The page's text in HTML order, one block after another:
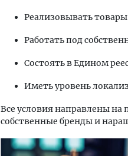
Реализовывать товары
Работать под
Состоять в Едином
Иметь уровень
Все условия направлены
собственные бренды и